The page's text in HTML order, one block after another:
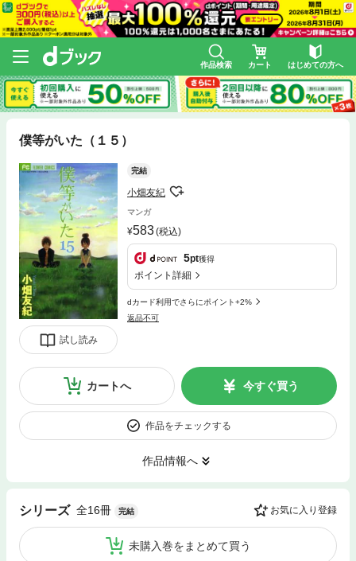
作品検索 カート はじめての方へ
僕等がいた（１５）
試し読み
完結
小畑友紀
マンガ
583(税込)
5pt獲得
ポイント詳細
dカード利用でさらにポイント+2%
返品不可
カートへ 今すぐ買う
作品をチェックする
作品情報へ
シリーズ 全16冊 完結 お気に入り登録
未購入巻をまとめて買う